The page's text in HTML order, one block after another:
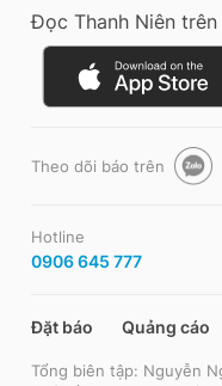
Đọc Thanh Niên
Theo dõi báo trên
Hotline
0906 645 777
Đặt báo Quảng cáo
Tổng biên tập: Nguyễn